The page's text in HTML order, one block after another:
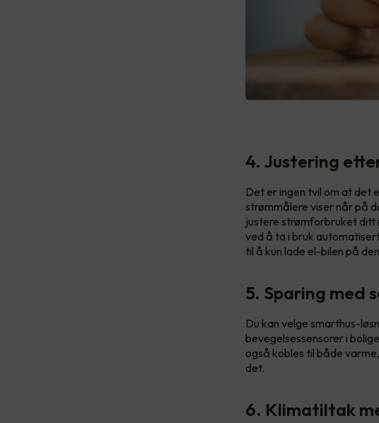
4. Justering
Det er ingen tvil om at det
strømmålere viser når på
justere strømforbruket ditt
ved å ta i bruk
til å kun lade el-bilen på
5. Sparing med
Du kan velge smarthus-
bevegelsessensorer i
også kobles til både
det.
6. Klimatiltak